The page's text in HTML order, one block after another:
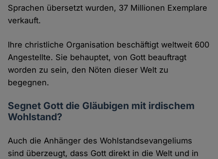
Sprachen übersetzt wurden, 37 Millionen Exemplare
verkauft.
Ihre christliche Organisation beschäftigt weltweit 600
Angestellte. Sie behauptet, von Gott beauftragt
worden zu sein, den Nöten dieser Welt zu
begegnen.
Segnet Gott die Gläubigen mit irdischem
Wohlstand?
Auch die Anhänger des Wohlstandsevangeliums
sind überzeugt, dass Gott direkt in die Welt und in